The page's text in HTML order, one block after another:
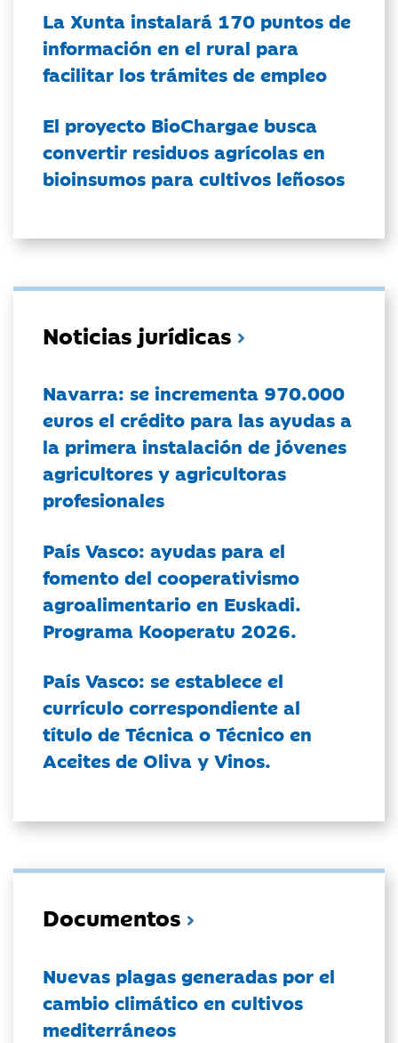
La Xunta instalará 170 puntos de
información en el rural para
facilitar los trámites de empleo
El proyecto BioChargae busca
convertir residuos agrícolas en
bioinsumos para cultivos leñosos
Noticias jurídicas
Navarra: se incrementa 970.000
euros el crédito para las ayudas a
la primera instalación de jóvenes
agricultores y agricultoras
profesionales
País Vasco: ayudas para el
fomento del cooperativismo
agroalimentario en Euskadi.
Programa Kooperatu 2026.
País Vasco: se establece el
currículo correspondiente al
título de Técnica o Técnico en
Aceites de Oliva y Vinos.
Documentos
Nuevas plagas generadas por el
cambio climático en cultivos
mediterráneos